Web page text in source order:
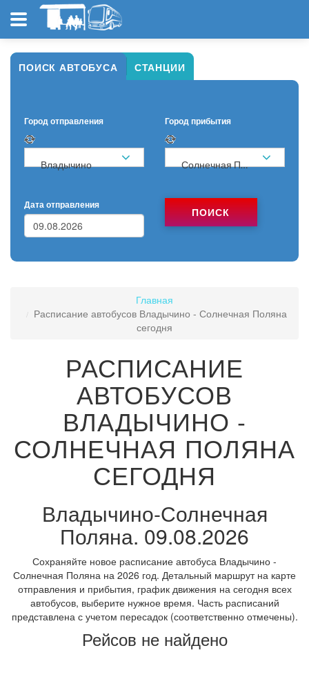
ПОИСК АВТОБУСА СТАНЦИИ
Город отправления
Владычино
Город прибытия
Солнечная Поляна
Дата отправления
ПОИСК
Главная
Расписание автобусов Владычино - Солнечная Поляна
сегодня
РАСПИСАНИЕ
АВТОБУСОВ
ВЛАДЫЧИНО -
СОЛНЕЧНАЯ ПОЛЯНА
СЕГОДНЯ
Владычино-Солнечная
Поляна. 09.08.2026
Сохраняйте новое расписание автобуса Владычино -
Солнечная Поляна на 2026 год. Детальный маршрут на карте
отправления и прибытия, график движения на сегодня всех
автобусов, выберите нужное время. Часть расписаний
представлена с учетом пересадок (соответственно отмечены).
Рейсов не найдено